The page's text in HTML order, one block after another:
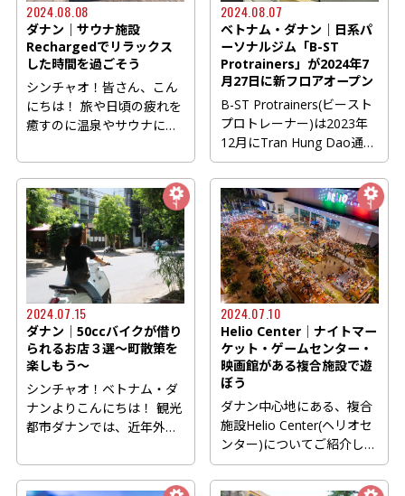
2024.08.08
ダナン｜サウナ施設
Rechargedでリラックス
した時間を過ごそう
シンチャオ！皆さん、こん
にちは！ 旅や日頃の疲れを
癒すのに温泉やサウナに入
ナ...
2024.08.07
ベトナム・ダナン｜日系パ
ーソナルジム「B-ST
Protrainers」が2024年7
月27日に新フロアオープン
B-ST Protrainers(ビースト
プロトレーナー)は2023年
12月にTran Hung Dao通り
にあるビルの3階にダナン
初の...
2024.07.15
ダナン│50ccバイクが借り
られるお店３選～町散策を
楽しもう～
シンチャオ！ベトナム・ダ
ナンよりこんにちは！ 観光
都市ダナンでは、近年外国
で...
2024.07.10
Helio Center│ナイトマー
ケット・ゲームセンター・
映画館がある複合施設で遊
ぼう
ダナン中心地にある、複合
施設Helio Center(ヘリオセ
ンター)についてご紹介しま
す。 ナイトマーケットに...